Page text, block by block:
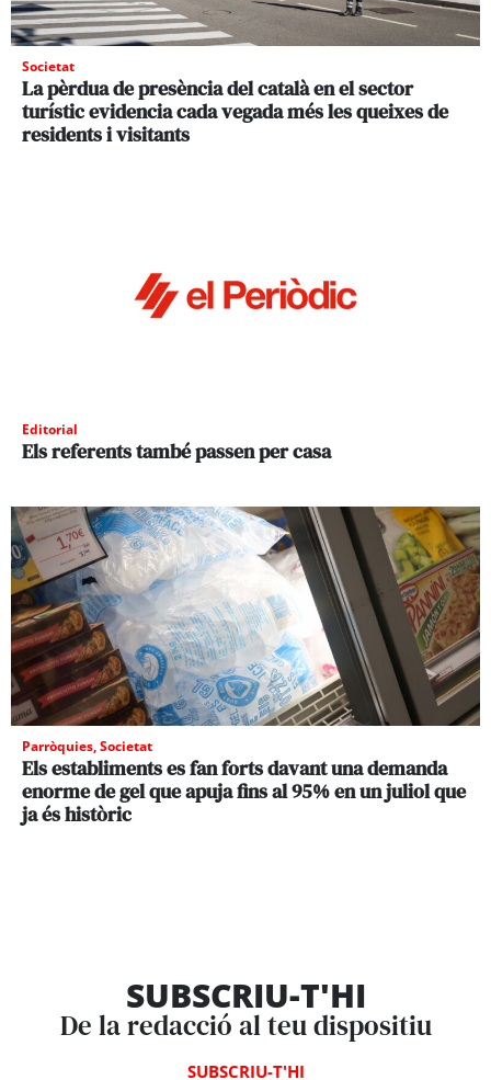
Societat
La pèrdua de presència del català en el sector
turístic evidencia cada vegada més les queixes de
residents i visitants
Editorial
Els referents també passen per casa
Parròquies,Societat
Els establiments es fan forts davant una demanda
enorme de gel que apuja fins al 95% en un juliol que
ja és històric
SUBSCRIU-T'HI
De la redacció al teu dispositiu
SUBSCRIU-T'HI